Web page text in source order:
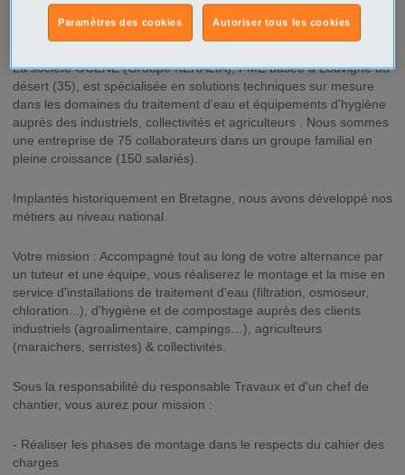
Description
La société OCENE (Groupe KERALIA), PME basée à Louvigné du
désert (35), est spécialisée en solutions techniques sur mesure
dans les domaines du traitement d'eau et équipements d'hygiène
auprès des industriels, collectivités et agriculteurs . Nous sommes
une entreprise de 75 collaborateurs dans un groupe familial en
pleine croissance (150 salariés).
Implantés historiquement en Bretagne, nous avons développé nos
métiers au niveau national.
Votre mission : Accompagné tout au long de votre alternance par
un tuteur et une équipe, vous réaliserez le montage et la mise en
service d'installations de traitement d'eau (filtration, osmoseur,
chloration...), d'hygiène et de compostage auprès des clients
industriels (agroalimentaire, campings…), agriculteurs
(maraichers, serristes) & collectivités.
Sous la responsabilité du responsable Travaux et d'un chef de
chantier, vous aurez pour mission :
- Réaliser les phases de montage dans le respects du cahier des
charges
Autoriser tous les cookies
Paramètres des cookies